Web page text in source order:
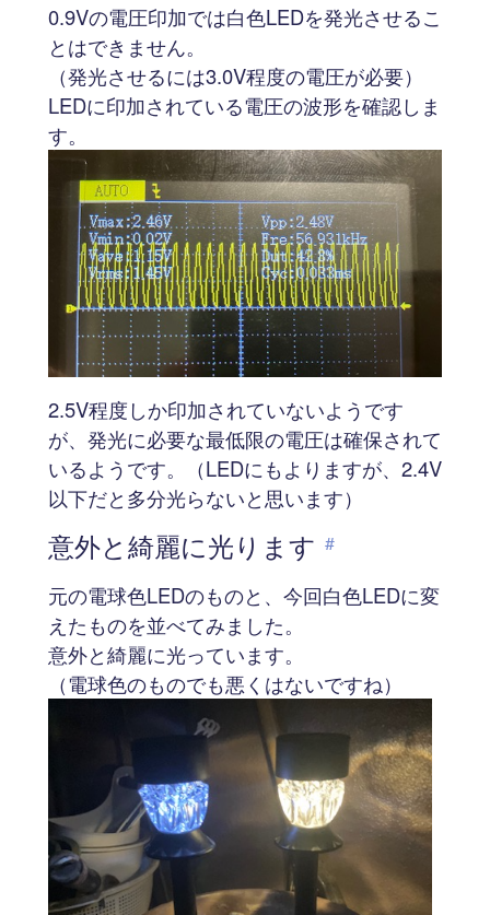
0.9Vの電圧印加では白色LEDを発光させるこ
とはできません。
（発光させるには3.0V程度の電圧が必要）
LEDに印加されている電圧の波形を確認しま
す。
2.5V程度しか印加されていないようです
が、発光に必要な最低限の電圧は確保されて
いるようです。（LEDにもよりますが、2.4V
以下だと多分光らないと思います）
意外と綺麗に光ります #
元の電球色LEDのものと、今回白色LEDに変
えたものを並べてみました。
意外と綺麗に光っています。
（電球色のものでも悪くはないですね）